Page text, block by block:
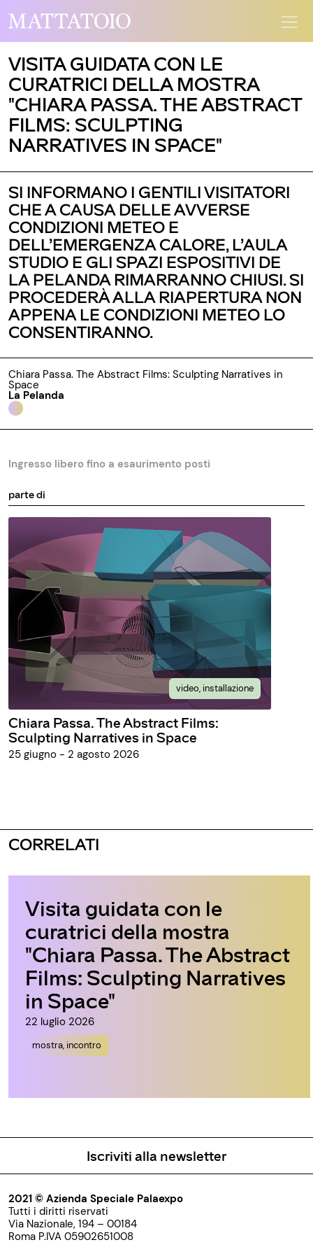
VISITA GUIDATA CON LE
CURATRICI DELLA MOSTRA
"CHIARA PASSA. THE ABSTRACT
FILMS: SCULPTING
NARRATIVES IN SPACE"
SI INFORMANO I GENTILI VISITATORI
CHE A CAUSA DELLE AVVERSE
CONDIZIONI METEO E
DELL’EMERGENZA CALORE, L’AULA
STUDIO E GLI SPAZI ESPOSITIVI DE
LA PELANDA RIMARRANNO CHIUSI. SI
PROCEDERÀ ALLA RIAPERTURA NON
APPENA LE CONDIZIONI METEO LO
CONSENTIRANNO.
Chiara Passa. The Abstract Films: Sculpting Narratives in
Space
La Pelanda
Ingresso libero fino a esaurimento posti
parte di
video, installazione
Chiara Passa. The Abstract Films:
Sculpting Narratives in Space
25 giugno - 2 agosto 2026
CORRELATI
Visita guidata con le
curatrici della mostra
"Chiara Passa. The Abstract
Films: Sculpting Narratives
in Space"
22 luglio 2026
mostra, incontro
Iscriviti alla newsletter
2021 © Azienda Speciale Palaexpo
Tutti i diritti riservati
Via Nazionale, 194 – 00184
Roma P.IVA 05902651008